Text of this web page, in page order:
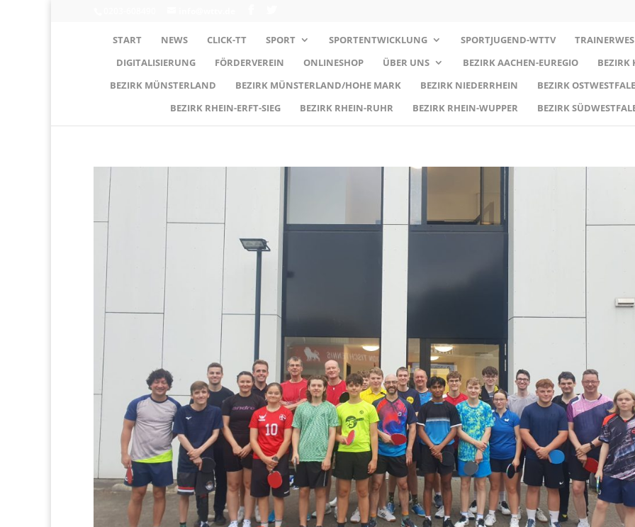
START NEWS CLICK-TT SPORT SPORTENTWICKLUNG SPORTJUGEND-WTTV
DIGITALISIERUNG
FÖRDERVEREIN ONLINESHOP ÜBER UNS BEZIRK AACHEN-EUREGIO
BEZIRK
BEZIRK MÜNSTERLAND
BEZIRK MÜNSTERLAND/HOHE MARK BEZIRK NIEDERRHEIN
BEZIRK
BEZIRK RHEIN-ERFT-SIEG
BEZIRK RHEIN-RUHR BEZIRK RHEIN-WUPPER BEZIRK